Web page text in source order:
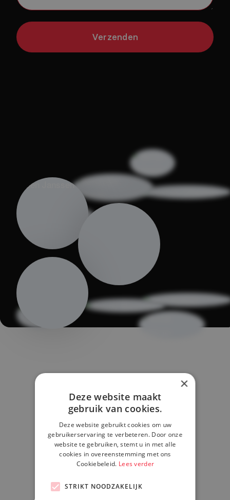
Verzenden
×
Deze website maakt
gebruik van cookies.
Deze website gebruikt cookies om uw
gebruikerservaring te verbeteren. Door onze
website te gebruiken, stemt u in met alle
cookies in overeenstemming met ons
Cookiebeleid. Lees verder
STRIKT NOODZAKELIJK